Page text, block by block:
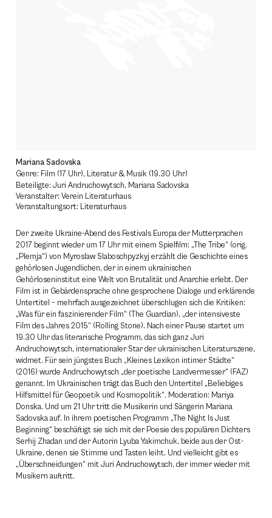
Mariana Sadovska
Genre: Film (17 Uhr), Literatur & Musik (19.30 Uhr)
Beteiligte: Juri Andruchowytsch, Mariana Sadovska
Veranstalter: Verein Literaturhaus
Veranstaltungsort: Literaturhaus
Der zweite Ukraine-Abend des Festivals Europa der Mutterprachen
2017 beginnt wieder um 17 Uhr mit einem Spielfilm: „The Tribe“ (orig.
„Plemja“) von ­Myroslaw Slaboschpyzkyj erzählt die Geschichte eines
gehörlosen Jugendlichen, der in einem ukrainischen
Gehörloseninstitut eine Welt von Brutalität und Anarchie erlebt. Der
Film ist in Gebärdensprache ohne ­gesprochene Dialoge und erklärende
Untertitel – mehrfach ausgezeichnet überschlugen sich die Kritiken:
„Was ­­für ein faszinierender Film“ (The Guardian), „der intensiveste
Film des Jahres 2015“ (Rolling Stone). Nach einer Pause startet um
19.30 Uhr das literarische Programm, das sich ganz Juri
Andruchowytsch, internationaler Star der ukrainischen Literaturszene,
widmet. Für sein jüngstes Buch „Kleines Lexikon intimer Städte“
(2016) wurde Andruchowytsch „der poetische Landvermesser“ (FAZ)
genannt. Im Ukrainischen trägt das Buch den Untertitel „Beliebiges
Hilfsmittel für Geopoetik und Kosmopolitik“. Moderation: Mariya
Donska. Und um 21 Uhr tritt die Musikerin und Sängerin Mariana
Sadovska auf. In ihrem poetischen Programm „The Night Is Just
Beginning“ beschäftigt sie sich mit der Poesie des populären Dichters
Serhij Zhadan und der Autorin Lyuba Yakimchuk, beide aus der Ost-
Ukraine, denen sie Stimme und Tasten leiht. Und vielleicht gibt es
„Überschneidungen“ mit Juri Andruchowytsch, der immer wieder mit
Musikern auftritt.